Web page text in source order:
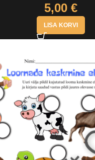
5,00 €
LISA KORVI